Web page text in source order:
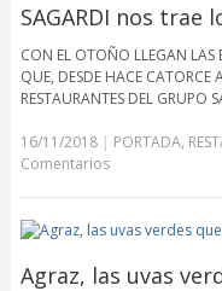
SAGARDI nos trae
CON EL OTOÑO LLEGAN LAS
QUE, DESDE HACE CATORCE
RESTAURANTES DEL GRUPO
16/11/2018| PORTADA,
Comentarios
Agraz, las uvas